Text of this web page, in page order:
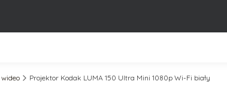
wideo Projektor Kodak LUMA 150 Ultra Mini 1080p Wi-Fi biały